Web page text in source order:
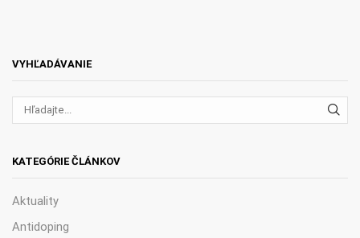
VYHĽADÁVANIE
KATEGÓRIE ČLÁNKOV
Aktuality
Antidoping